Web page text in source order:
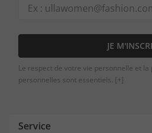
JE
Le respect de votre vie personnelle et
personnelles sont essentiels. [+]
Service